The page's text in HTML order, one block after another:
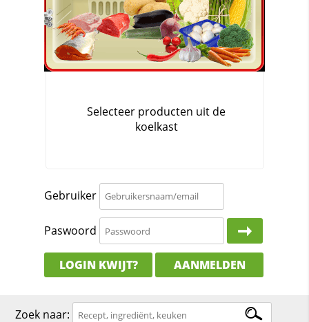
Gebruiker
Paswoord
LOGIN KWIJT? AANMELDEN
Zoek naar: